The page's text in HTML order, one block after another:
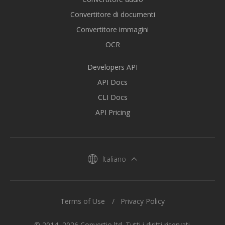
Convertitore di documenti
Convertitore immagini
OCR
Developers API
API Docs
CLI Docs
API Pricing
Italiano
Terms of Use Privacy Policy